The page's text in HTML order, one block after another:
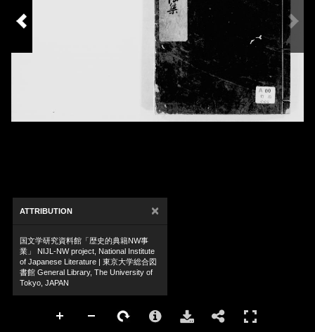
ATTRIBUTION ×
国文学研究資料館「歴史的典籍NW事
業」 NIJL-NW project, National Institute
of Japanese Literature | 東京大学総合図
書館 General Library, The University of
Tokyo, JAPAN